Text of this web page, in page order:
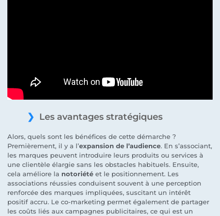
Les avantages stratégiques
Alors, quels sont les bénéfices de cette démarche ?
Premièrement, il y a l’expansion de l’audience. En s’associant,
les marques peuvent introduire leurs produits ou services à
une clientèle élargie sans les obstacles habituels. Ensuite,
cela améliore la notoriété et le positionnement. Les
associations réussies conduisent souvent à une perception
renforcée des marques impliquées, suscitant un intérêt
positif accru. Le co-marketing permet également de partager
les coûts liés aux campagnes publicitaires, ce qui est un